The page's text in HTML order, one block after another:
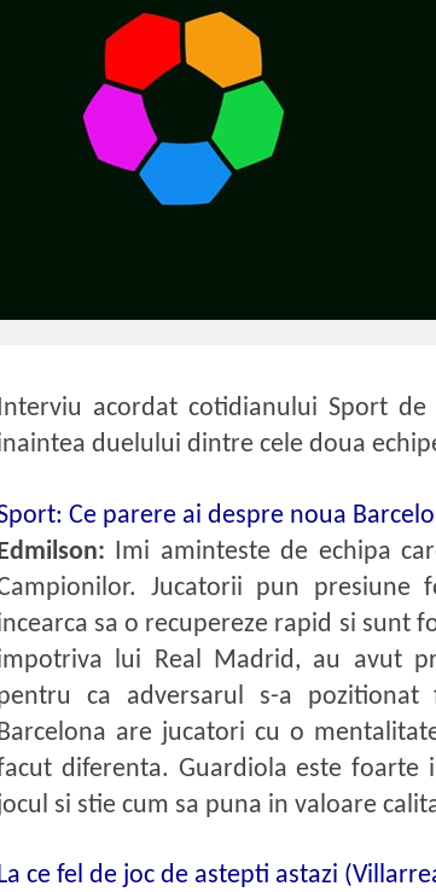
acordat cotidianului Sport
duelului dintre cele doua
Ce parere ai despre noua
Edmilson:
Imi aminteste de echipa
Jucatorii pun presiune
sa o recupereze rapid si sunt
lui Real Madrid, au avut
ca adversarul s-a
Barcelona are jucatori cu o
diferenta. Guardiola este foarte
si stie cum sa puna in valoare
ce fel de joc de astepti astazi